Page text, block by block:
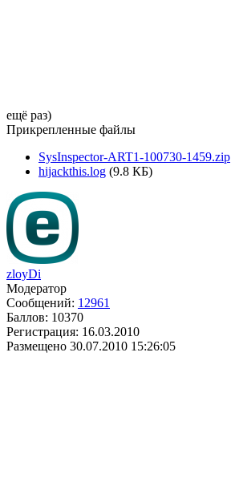
ещё раз)
Прикрепленные файлы
SysInspector-ART1-100730-1459.zip
hijackthis.log (9.8 КБ)
zloyDi
Модератор
Сообщений: 12961
Баллов: 10370
Регистрация: 16.03.2010
Размещено 30.07.2010 15:26:05